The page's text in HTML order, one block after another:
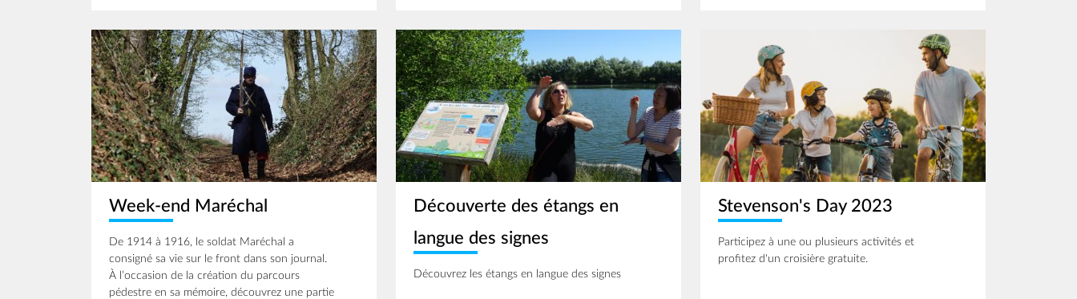
Image
Week-end Maréchal
De 1914 à 1916, le soldat Maréchal a
consigné sa vie sur le front dans son journal.
À l’occasion de la création du parcours
pédestre en sa mémoire, découvrez une partie
Image
Découverte des étangs en
langue des signes
Découvrez les étangs en langue des signes
Stevenson's Day 2023
Participez à une ou plusieurs activités et
profitez d'un croisière gratuite.